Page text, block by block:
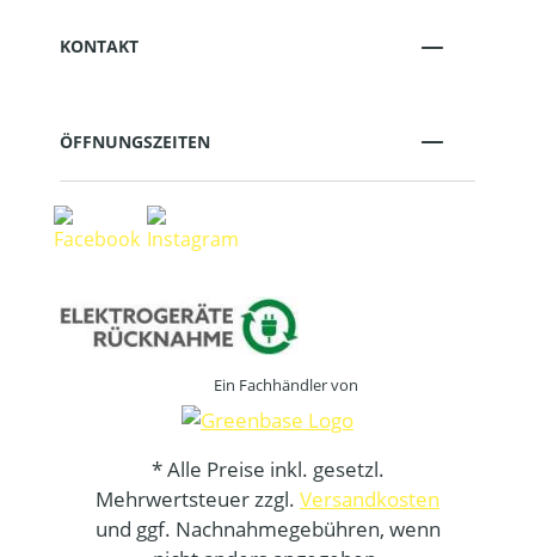
KONTAKT
ÖFFNUNGSZEITEN
Ein Fachhändler von
* Alle Preise inkl. gesetzl.
Mehrwertsteuer zzgl. Versandkosten
und ggf. Nachnahmegebühren, wenn